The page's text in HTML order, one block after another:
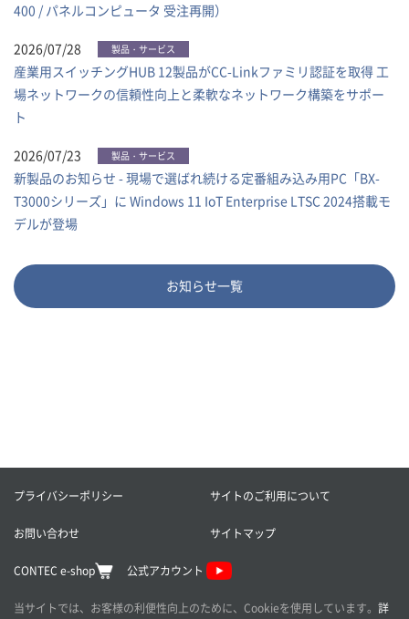
400 / パネルコンピュータ 受注再開）
2026/07/28 製品・サービス
産業用スイッチングHUB 12製品がCC-Linkファミリ認証を取得 工
場ネットワークの信頼性向上と柔軟なネットワーク構築をサポー
ト
2026/07/23 製品・サービス
新製品のお知らせ - 現場で選ばれ続ける定番組み込み用PC「BX-
T3000シリーズ」に Windows 11 IoT Enterprise LTSC 2024搭載モ
デルが登場
お知らせ一覧
プライバシーポリシー サイトのご利用について
お問い合わせ サイトマップ
CONTEC e-shop 公式アカウント
当サイトでは、お客様の利便性向上のために、Cookieを使用しています。 詳